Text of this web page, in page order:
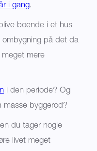
i gang.
boende i et hus
på det da
meget mere
i den periode? Og
masse byggerod?
du tager nogle
livet meget